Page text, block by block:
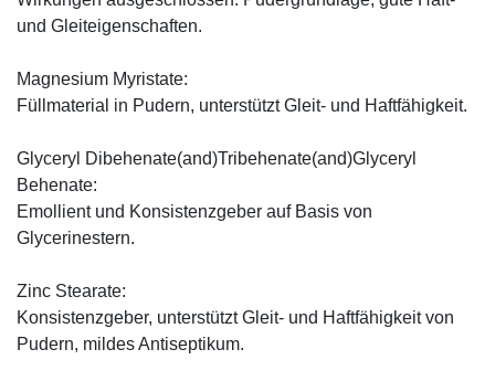
und Gleiteigenschaften.
Magnesium Myristate:
Füllmaterial in Pudern, unterstützt Gleit- und Haftfähigkeit.
Glyceryl Dibehenate(and)Tribehenate(and)Glyceryl
Behenate:
Emollient und Konsistenzgeber auf Basis von
Glycerinestern.
Zinc Stearate:
Konsistenzgeber, unterstützt Gleit- und Haftfähigkeit von
Pudern, mildes Antiseptikum.